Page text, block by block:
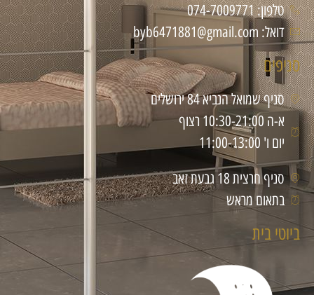
טלפון: 074-7009771
דואל: byb6471881@gmail.com
סניפים
סניף שמואל הנביא 84 ירושלים
א-ה 10:30-21:00 רצוף
יום ו' 11:00-13:00
סניף חרצית 18 גבעת זאב
בתאום מראש
ביוטי בית